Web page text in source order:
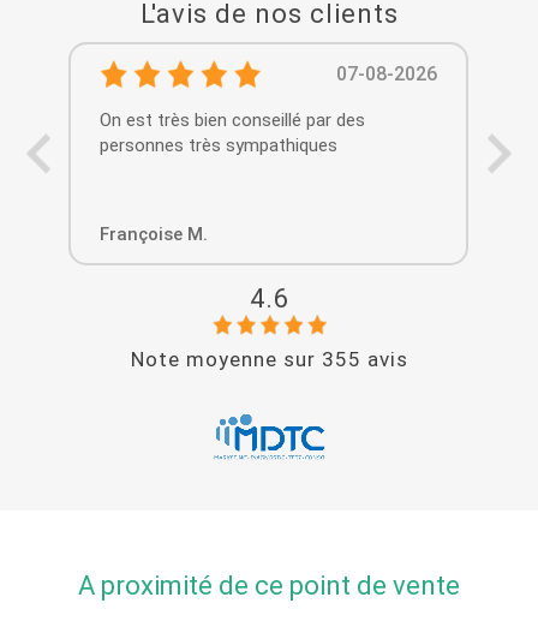
L'avis de nos clients
07-08-2026
On est très bien conseillé par des
personnes très sympathiques
Françoise M.
4.6
Note moyenne sur 355 avis
A proximité de ce point de vente